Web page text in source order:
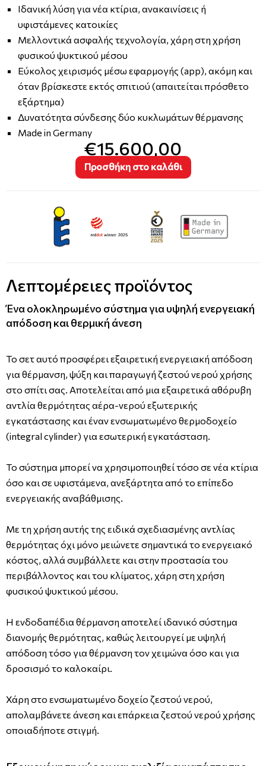
Ιδανική λύση για νέα κτίρια, ανακαινίσεις ή
υφιστάμενες κατοικίες
Μελλοντικά ασφαλής τεχνολογία, χάρη στη χρήση
φυσικού ψυκτικού μέσου
Εύκολος χειρισμός μέσω εφαρμογής (app), ακόμη και
όταν βρίσκεστε εκτός σπιτιού (απαιτείται πρόσθετο
εξάρτημα)
Δυνατότητα σύνδεσης δύο κυκλωμάτων θέρμανσης
Made in Germany
€15.600,00
Προσθήκη στο καλάθι
Λεπτομέρειες προϊόντος
Ένα ολοκληρωμένο σύστημα για υψηλή ενεργειακή
απόδοση και θερμική άνεση
Το σετ αυτό προσφέρει εξαιρετική ενεργειακή απόδοση
για θέρμανση, ψύξη και παραγωγή ζεστού νερού χρήσης
στο σπίτι σας. Αποτελείται από μια εξαιρετικά αθόρυβη
αντλία θερμότητας αέρα-νερού εξωτερικής
εγκατάστασης και έναν ενσωματωμένο θερμοδοχείο
(integral cylinder) για εσωτερική εγκατάσταση.
Το σύστημα μπορεί να χρησιμοποιηθεί τόσο σε νέα κτίρια
όσο και σε υφιστάμενα, ανεξάρτητα από το επίπεδο
ενεργειακής αναβάθμισης.
Με τη χρήση αυτής της ειδικά σχεδιασμένης αντλίας
θερμότητας όχι μόνο μειώνετε σημαντικά το ενεργειακό
κόστος, αλλά συμβάλλετε και στην προστασία του
περιβάλλοντος και του κλίματος, χάρη στη χρήση
φυσικού ψυκτικού μέσου.
Η ενδοδαπέδια θέρμανση αποτελεί ιδανικό σύστημα
διανομής θερμότητας, καθώς λειτουργεί με υψηλή
απόδοση τόσο για θέρμανση τον χειμώνα όσο και για
δροσισμό το καλοκαίρι.
Χάρη στο ενσωματωμένο δοχείο ζεστού νερού,
απολαμβάνετε άνεση και επάρκεια ζεστού νερού χρήσης
οποιαδήποτε στιγμή.